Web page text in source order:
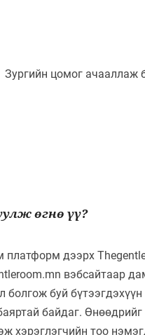
өгнө үү?
дээрх
вэбсайтаар
буй
байдаг.
хэрэглэгчийн тоо